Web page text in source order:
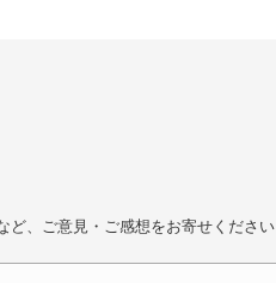
ど、ご意見・ご感想をお寄せください